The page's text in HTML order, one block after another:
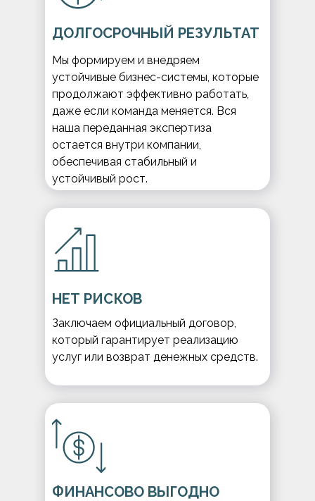
Заключаем официальный договор,
который гарантирует реализацию
услуг или возврат денежных средств.
НЕТ РИСКОВ
ФИНАНСОВО ВЫГОДНО
Мы формируем и внедряем
устойчивые бизнес-системы, которые
продолжают эффективно работать,
даже если команда меняется. Вся
наша переданная экспертиза
остается внутри компании,
обеспечивая стабильный и
устойчивый рост.
ДОЛГОСРОЧНЫЙ РЕЗУЛЬТАТ